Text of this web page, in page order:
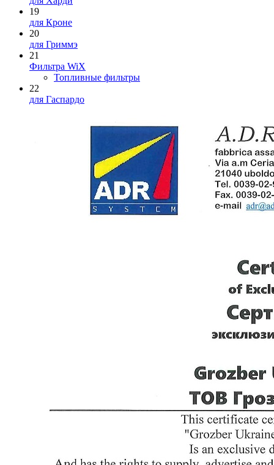
19
для Кроне
20
для Гриммэ
21
Фильтра WiX
Топливные фильтры
22
для Гаспардо